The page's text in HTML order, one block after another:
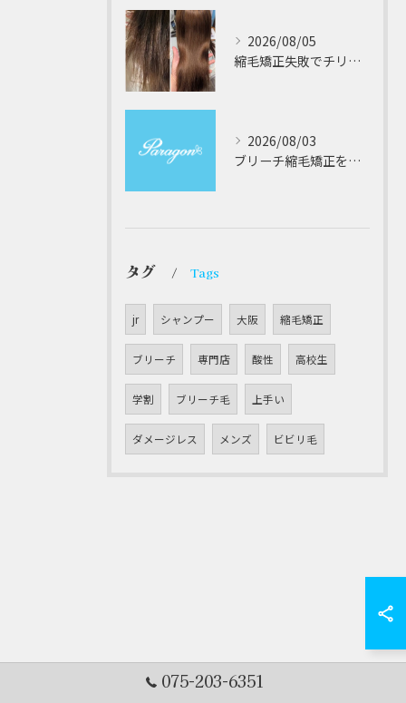
2026/08/05
縮毛矯正失敗でチリチリジリジリの髪をビビり直し専門が丁寧に修復する方法解説
2026/08/03
ブリーチ縮毛矯正を安全に受けるための大阪府対応サロン選びと髪質改善のポイント
タグ Tags
jr シャンプー 大阪 縮毛矯正
ブリーチ 専門店 酸性 高校生
学割 ブリーチ毛 上手い
ダメージレス メンズ ビビリ毛
075-203-6351